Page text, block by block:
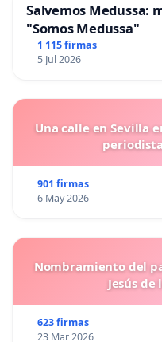
Salvemos Medussa:
"Somos Medussa"
1 115 firmas
5 Jul 2026
Una calle en Sevilla
901 firmas
6 May 2026
Nombramiento del
Jesús
623 firmas
23 Mar 2026